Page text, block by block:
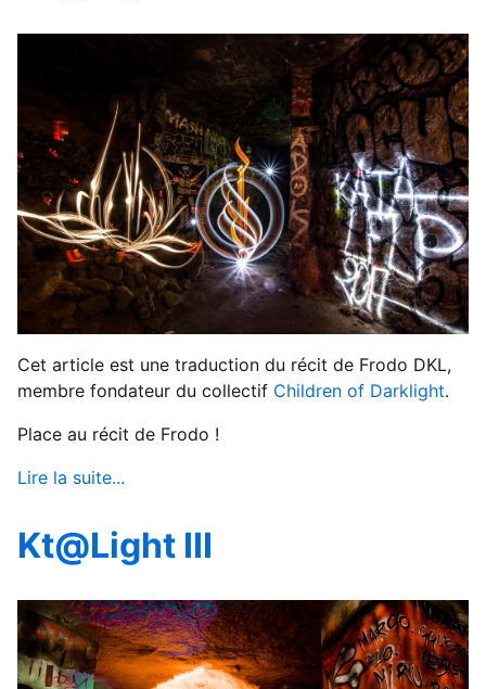
Cet article est une traduction du récit de Frodo DKL,
membre fondateur du collectif Children of Darklight.
Place au récit de Frodo !
Lire la suite...
Kt@Light III